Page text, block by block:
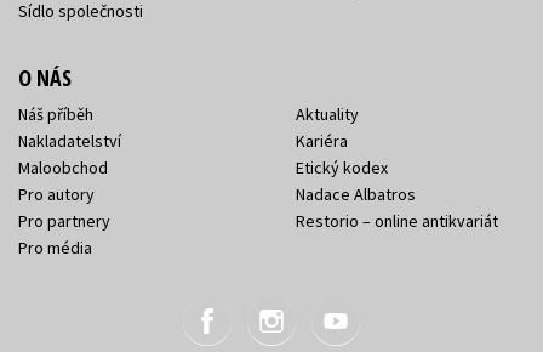
Sídlo společnosti
O NÁS
Náš příběh
Nakladatelství
Maloobchod
Pro autory
Pro partnery
Pro média
Aktuality
Kariéra
Etický kodex
Nadace Albatros
Restorio – online antikvariát